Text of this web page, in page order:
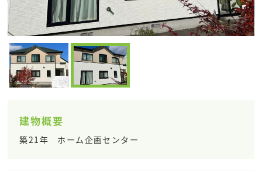
建物概要
築21年 ホーム企画センター